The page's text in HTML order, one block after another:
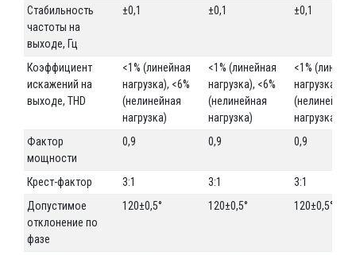
Стабильность
частоты на
выходе, Гц
±0,1 ±0,1 ±0,1
Коэффициент
искажений на
выходе, THD
<1% (линейная
нагрузка), <6%
(нелинейная
нагрузка)
<1% (линейная
нагрузка), <6%
(нелинейная
нагрузка)
<1%
нагрузка),
(нелинейная
нагрузка)
Фактор
мощности
0,9 0,9 0,9
Крест-фактор 3:1 3:1
3:1
Допустимое
отклонение по
фазе
120±0,5° 120±0,5° 120±0,5°